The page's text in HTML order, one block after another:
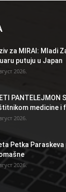
za MIRAI: Mladi
putuju u Japan
2026.
PANTELEJMON
medicine i
2026.
Petka
2026.